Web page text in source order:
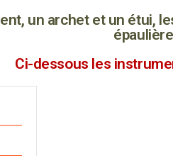
un archet et un étui, l
Ci-dessous les